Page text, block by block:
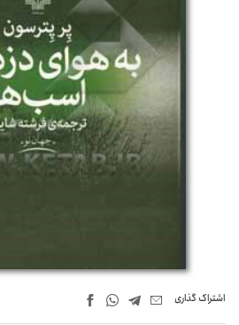
اشتراک‌ گذاری